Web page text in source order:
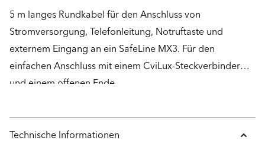
5 m langes Rundkabel für den Anschluss von
Stromversorgung, Telefonleitung, Notruftaste und
externem Eingang an ein SafeLine MX3. Für den
einfachen Anschluss mit einem CviLux-Steckverbinder
und einem offenen Ende.
Technische Informationen